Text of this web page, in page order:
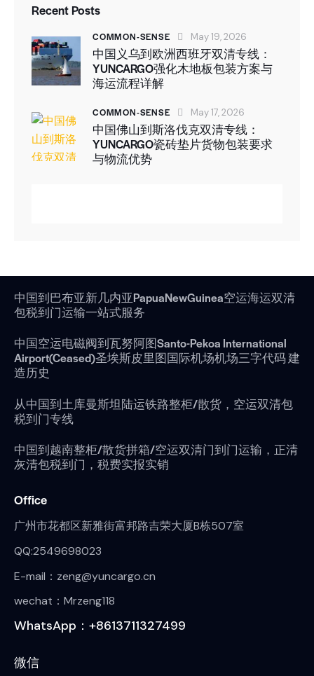
Recent Posts
COMMON-SENSE May 19, 2026
中国义乌到欧洲西班牙双清专线：
YUNCARGO强化木地板包装方案与
海运流程详解
COMMON-SENSE May 17, 2026
中国佛山到斯洛伐克双清专线：
YUNCARGO瓷砖垫片货物包装要求
与物流优势
中国到巴布亚新几内亚PapuaNewGuinea空运海运双清
包税到门运输一站式服务
中国空运电磁阀到瓦努阿图Santo-Pekoa International
Airport(Ceased)圣埃斯皮里图国际机场机场三字代码 建
造历史
从中国到土库曼斯坦陆运铁路整柜/散货，空运双清包
税到门专线
中国到越南整柜/散货拼箱/空运双清门到门运输，正清
灰清包税到门，税费实报实销
Office
广州市花都区新雅街富邦路吉荣大厦B栋507室
QQ:2549698023
E-mail：zeng@yuncargo.cn
wechat：Mrzeng118
WhatsApp：+8613711327499
微信